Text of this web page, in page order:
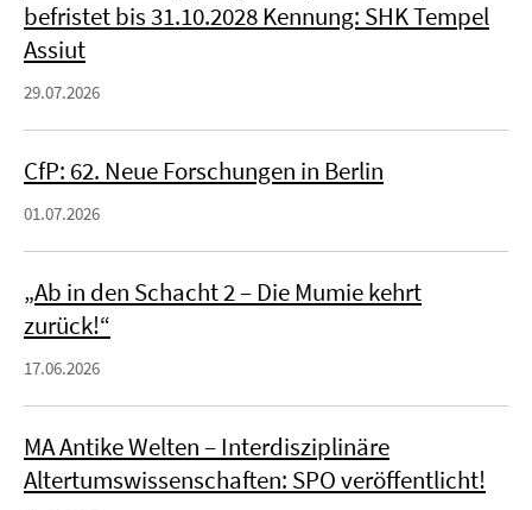
befristet bis 31.10.2028 Kennung: SHK Tempel
Assiut
29.07.2026
CfP: 62. Neue Forschungen in Berlin
01.07.2026
„Ab in den Schacht 2 – Die Mumie kehrt
zurück!“
17.06.2026
MA Antike Welten – Interdisziplinäre
Altertumswissenschaften: SPO veröffentlicht!